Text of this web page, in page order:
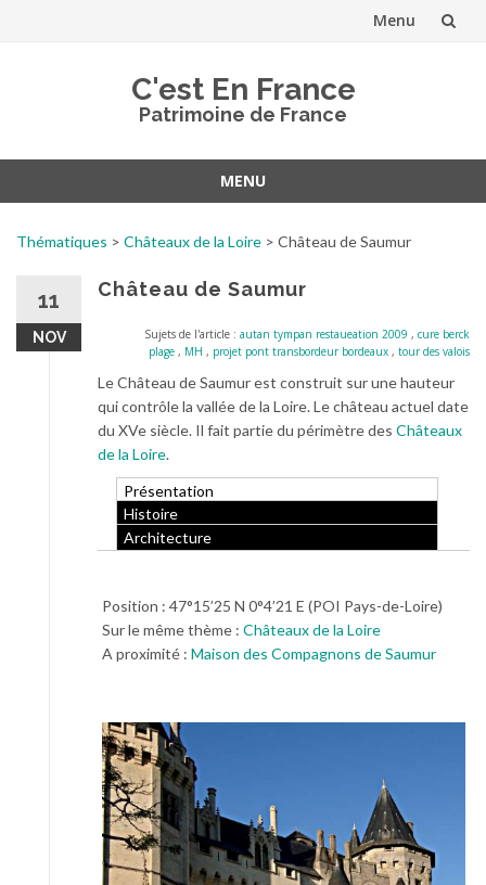
Menu
C'est En France
Patrimoine de France
MENU
Thématiques > Châteaux de la Loire > Château de Saumur
11
NOV
Château de Saumur
Sujets de l'article : autan tympan restaueation 2009 , cure berck
plage , MH , projet pont transbordeur bordeaux , tour des valois
Le Château de Saumur est construit sur une hauteur
qui contrôle la vallée de la Loire. Le château actuel date
du XVe siècle. Il fait partie du périmètre des Châteaux
de la Loire.
Présentation
Histoire
Architecture
Position : 47°15’25 N 0°4’21 E (POI Pays-de-Loire)
Sur le même thème : Châteaux de la Loire
A proximité : Maison des Compagnons de Saumur